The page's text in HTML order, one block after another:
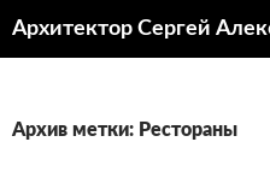
Архив метки: Рестораны